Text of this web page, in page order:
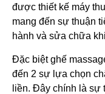
được thiết kế máy
mang đến sự thuận
hành và sửa chữa
Đặc biệt ghế
đến 2 sự lựa chọn
liền. Đây chính là sự